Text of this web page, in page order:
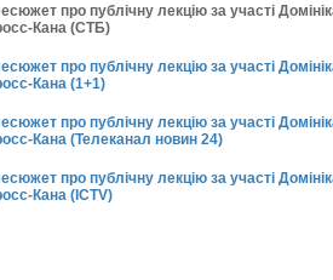
про публічну лекцію за участі
Кана (СТБ)
про публічну лекцію за участі
Кана (1+1)
про публічну лекцію за участі
Кана (Телеканал новин 24)
про публічну лекцію за участі
Кана (ICTV)